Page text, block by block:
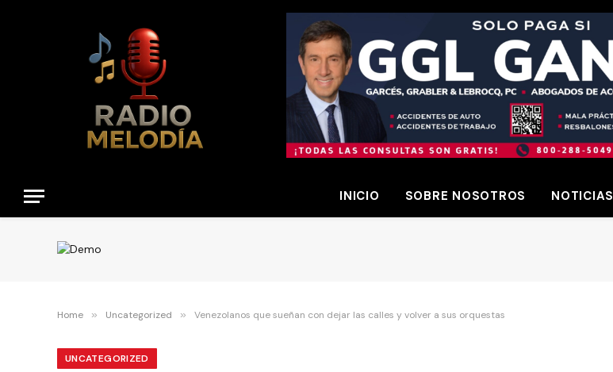
INICIO SOBRE NOSOTROS NOTICIAS
Home » Uncategorized » Venezolanos que sueñan con dejar las calles y volver a sus orquestas
UNCATEGORIZED